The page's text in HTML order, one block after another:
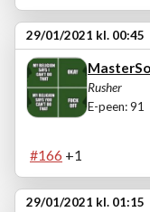
29/01/2021 kl. 00:45
Rusher
E-peen: 91
#166 +1
29/01/2021 kl. 01:15